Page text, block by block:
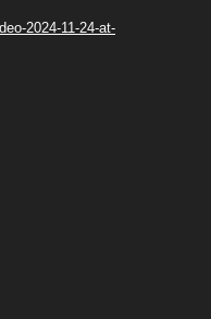
2024-11-24-at-